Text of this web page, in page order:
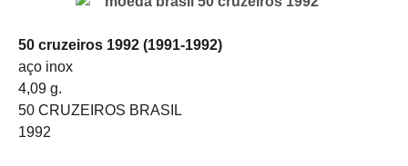
50 cruzeiros 1992 (1991-1992)
aço inox
4,09 g.
50 CRUZEIROS BRASIL
1992